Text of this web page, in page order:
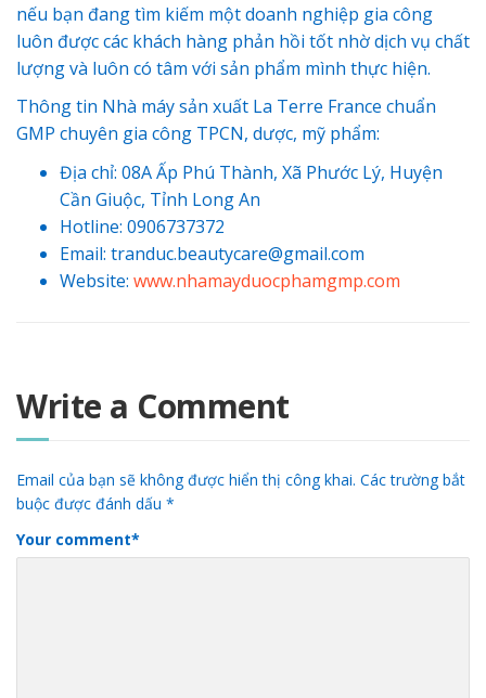
nếu bạn đang tìm kiếm một doanh nghiệp gia công
luôn được các khách hàng phản hồi tốt nhờ dịch vụ chất
lượng và luôn có tâm với sản phẩm mình thực hiện.
Thông tin Nhà máy sản xuất La Terre France chuẩn
GMP chuyên gia công TPCN, dược, mỹ phẩm:
Địa chỉ: 08A Ấp Phú Thành, Xã Phước Lý, Huyện
Cần Giuộc, Tỉnh Long An
Hotline: 0906737372
Email: tranduc.beautycare@gmail.com
Website: www.nhamayduocphamgmp.com
Write a Comment
Email của bạn sẽ không được hiển thị công khai. Các trường bắt
buộc được đánh dấu *
Your comment*